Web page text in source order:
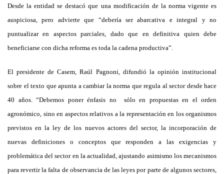
Desde la entidad se destacó que una modificación de la norma vigente es
auspiciosa, pero advierte que “debería ser abarcativa e integral y no
puntualizar en aspectos parciales, dado que en definitiva quien debe
beneficiarse con dicha reforma es toda la cadena productiva”.
El presidente de Casem, Raúl Pagnoni, difundió la opinión institucional
sobre el texto que apunta a cambiar la norma que regula al sector desde hace
40 años. “Debemos poner énfasis no sólo en propuestas en el orden
agronómico, sino en aspectos relativos a la representación en los organismos
previstos en la ley de los nuevos actores del sector, la incorporación de
nuevas definiciones o conceptos que responden a las exigencias y
problemática del sector en la actualidad, ajustando asimismo los mecanismos
para revertir la falta de observancia de las leyes por parte de algunos sectores,